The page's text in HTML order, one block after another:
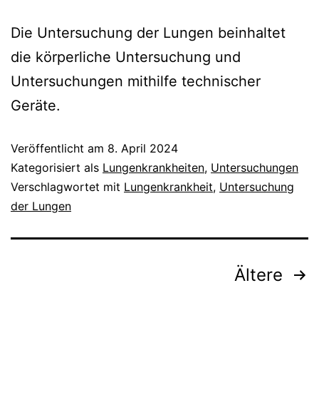
Die Untersuchung der Lungen beinhaltet
die körperliche Untersuchung und
Untersuchungen mithilfe technischer
Geräte.
Veröffentlicht am 8. April 2024
Kategorisiert als Lungenkrankheiten, Untersuchungen
Verschlagwortet mit Lungenkrankheit, Untersuchung
der Lungen
Seitennummerierung
Ältere